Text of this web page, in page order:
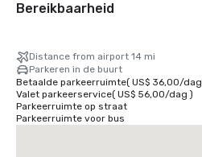
Bereikbaarheid
Distance from airport 14 mi
Parkeren in de buurt
Betaalde parkeerruimte( US$ 36,00/dag
Valet parkeerservice( US$ 56,00/dag )
Parkeerruimte op straat
Parkeerruimte voor bus